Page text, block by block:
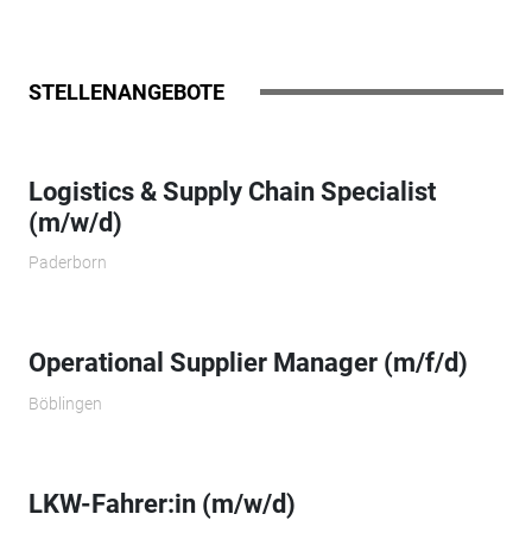
STELLENANGEBOTE
Logistics & Supply Chain Specialist
(m/w/d)
Paderborn
Operational Supplier Manager (m/f/d)
Böblingen
LKW-Fahrer:in (m/w/d)